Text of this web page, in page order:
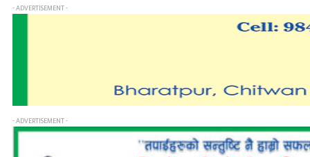
- ADVERTISEMENT -
- ADVERTISEMENT -